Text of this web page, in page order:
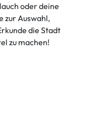
oder deine
zur Auswahl,
die Stadt
zu machen!